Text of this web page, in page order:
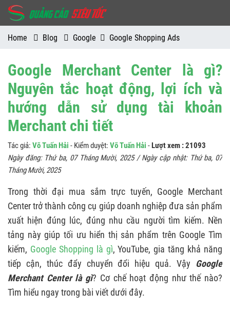
Home Blog Google Google Shopping Ads
Google Merchant Center là gì?
Nguyên tắc hoạt động, lợi ích và
hướng dẫn sử dụng tài khoản
Merchant chi tiết
Tác giả: Võ Tuấn Hải - Kiểm duyệt: Võ Tuấn Hải -Lượt xem : 21093
Ngày đăng: Thứ ba, 07 Tháng Mười, 2025/ Ngày cập nhật: Thứ ba, 07
Tháng Mười, 2025
Trong thời đại mua sắm trực tuyến, Google Merchant
Center trở thành công cụ giúp doanh nghiệp đưa sản phẩm
xuất hiện đúng lúc, đúng nhu cầu người tìm kiếm. Nền
tảng này giúp tối ưu hiển thị sản phẩm trên Google Tìm
kiếm, Google Shopping là gì, YouTube, gia tăng khả năng
tiếp cận, thúc đẩy chuyển đổi hiệu quả. Vậy Google
Merchant Center là gì? Cơ chế hoạt động như thế nào?
Tìm hiểu ngay trong bài viết dưới đây.